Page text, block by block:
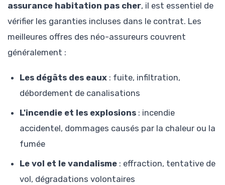
assurance habitation pas cher, il est essentiel de
vérifier les garanties incluses dans le contrat. Les
meilleures offres des néo-assureurs couvrent
généralement :
Les dégâts des eaux : fuite, infiltration,
débordement de canalisations
L'incendie et les explosions : incendie
accidentel, dommages causés par la chaleur ou la
fumée
Le vol et le vandalisme : effraction, tentative de
vol, dégradations volontaires